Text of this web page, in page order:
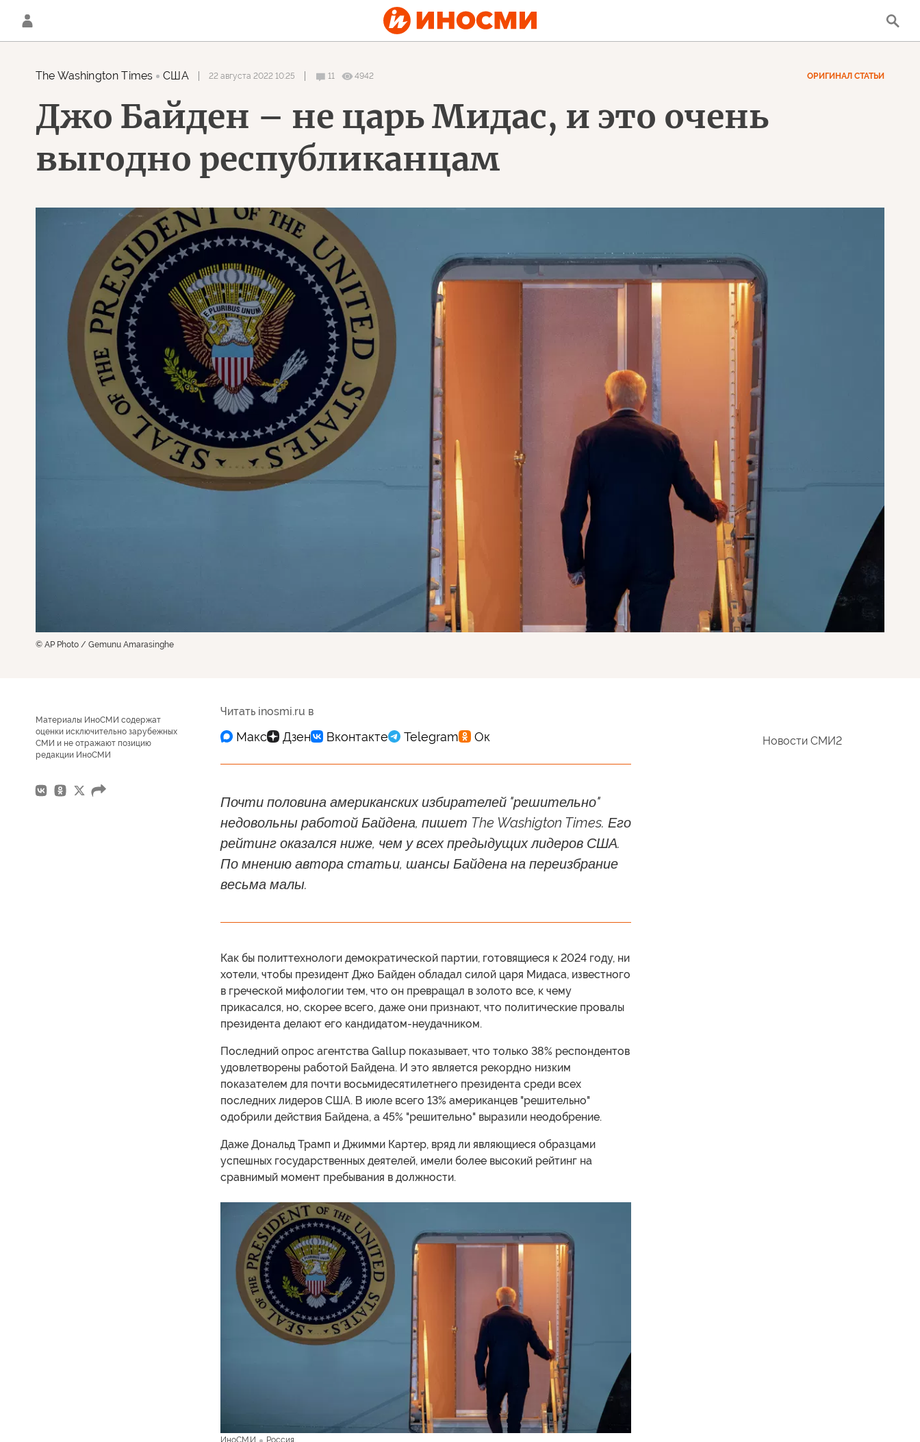
The Washington Times США 22 августа 2022 10:25 11 4942 ОРИГИНАЛ СТАТЬИ
Джо Байден – не царь Мидас, и это очень
выгодно республиканцам
© AP Photo / Gemunu Amarasinghe
Материалы ИноСМИ содержат
оценки исключительно зарубежных
СМИ и не отражают позицию
редакции ИноСМИ
Читать inosmi.ru в
Почти половина американских избирателей "решительно"
недовольны работой Байдена, пишет The Washigton Times. Его
рейтинг оказался ниже, чем у всех предыдущих лидеров США.
По мнению автора статьи, шансы Байдена на переизбрание
весьма малы.
Как бы политтехнологи демократической партии, готовящиеся к 2024 году, ни
хотели, чтобы президент Джо Байден обладал силой царя Мидаса, известного
в греческой мифологии тем, что он превращал в золото все, к чему
прикасался, но, скорее всего, даже они признают, что политические провалы
президента делают его кандидатом-неудачником.
Последний опрос агентства Gallup показывает, что только 38% респондентов
удовлетворены работой Байдена. И это является рекордно низким
показателем для почти восьмидесятилетнего президента среди всех
последних лидеров США. В июле всего 13% американцев "решительно"
одобрили действия Байдена, а 45% "решительно" выразили неодобрение.
Даже Дональд Трамп и Джимми Картер, вряд ли являющиеся образцами
успешных государственных деятелей, имели более высокий рейтинг на
сравнимый момент пребывания в должности.
Новости СМИ2